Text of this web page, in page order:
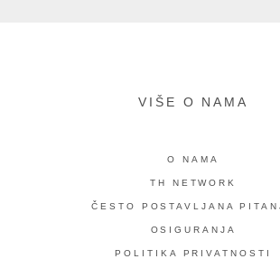
VIŠE O NAMA
O NAMA
TH NETWORK
ČESTO POSTAVLJANA
OSIGURANJA
POLITIKA PRIVATNOSTI